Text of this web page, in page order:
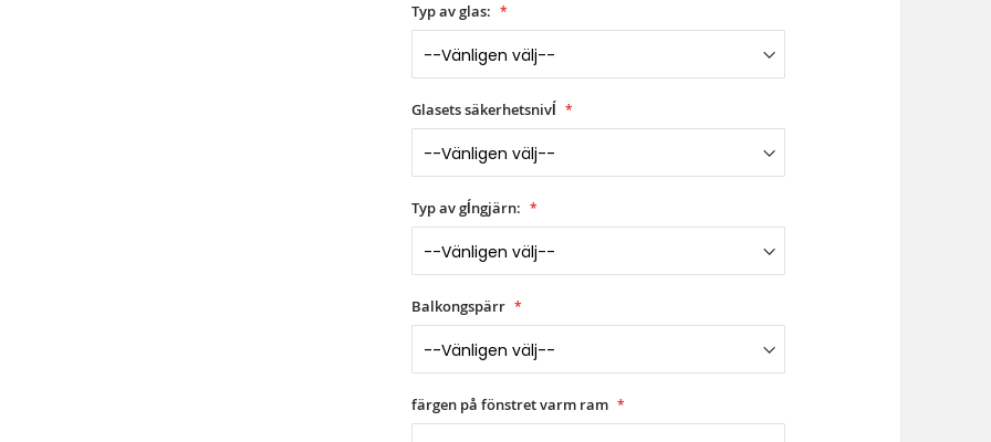
Typ av glas:
Glasets säkerhetsnivĺ
Typ av gĺngjärn:
Balkongspärr
färgen på fönstret varm ram